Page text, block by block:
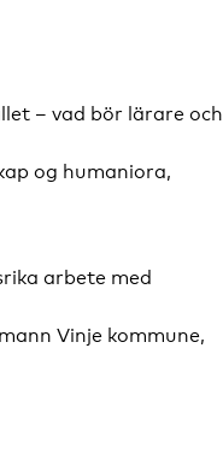
– vad bör lärare och
og humaniora,
arbete med
Vinje kommune,